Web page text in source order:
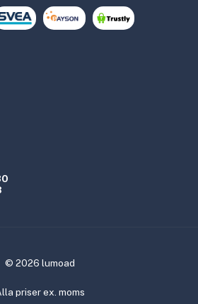
© 2026 lumoad
priser ex. moms